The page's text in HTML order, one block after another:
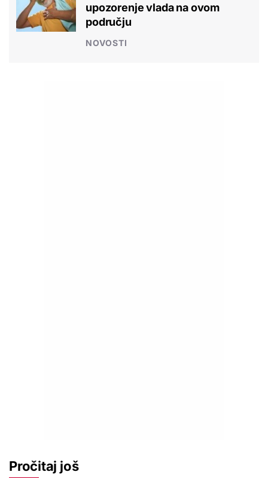
upozorenje vlada na ovom
području
NOVOSTI
Pročitaj još